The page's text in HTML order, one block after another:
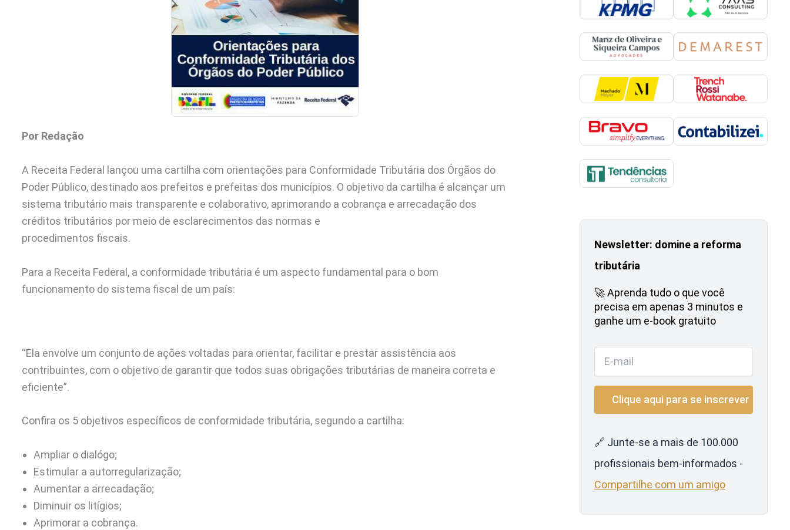
Por Redação
A Receita Federal lançou uma cartilha com orientações para Conformidade Tributária dos Órgãos do
Poder Público, destinado aos prefeitos e prefeitas dos municípios. O objetivo da cartilha é alcançar um
sistema tributário mais transparente e colaborativo, aprimorando a cobrança e arrecadação dos
créditos tributários por meio de esclarecimentos das normas e
procedimentos fiscais.
Para a Receita Federal, a conformidade tributária é um aspecto fundamental para o bom
funcionamento do sistema fiscal de um país:
“Ela envolve um conjunto de ações voltadas para orientar, facilitar e prestar assistência aos
contribuintes, com o objetivo de garantir que todos suas obrigações tributárias de maneira correta e
eficiente”.
Confira os 5 objetivos específicos de conformidade tributária, segundo a cartilha:
Ampliar o dialógo;
Estimular a autorregularização;
Aumentar a arrecadação;
Diminuir os litígios;
Aprimorar a cobrança.
Newsletter: domine a reforma
tributária
🚀 Aprenda tudo o que você
precisa em apenas 3 minutos e
ganhe um e-book gratuito
🔗 Junte-se a mais de 100.000
profissionais bem-informados -
Compartilhe com um amigo